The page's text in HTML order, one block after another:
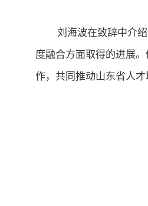
刘海波在致辞中介
度融合方面取得的进展
作，共同推动山东省人才